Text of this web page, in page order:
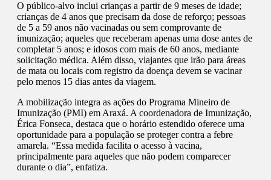
O público-alvo inclui crianças a partir de 9 meses de idade;
crianças de 4 anos que precisam da dose de reforço; pessoas
de 5 a 59 anos não vacinadas ou sem comprovante de
imunização; aqueles que receberam apenas uma dose antes de
completar 5 anos; e idosos com mais de 60 anos, mediante
solicitação médica. Além disso, viajantes que irão para áreas
de mata ou locais com registro da doença devem se vacinar
pelo menos 15 dias antes da viagem.
A mobilização integra as ações do Programa Mineiro de
Imunização (PMI) em Araxá. A coordenadora de Imunização,
Érica Fonseca, destaca que o horário estendido oferece uma
oportunidade para a população se proteger contra a febre
amarela. “Essa medida facilita o acesso à vacina,
principalmente para aqueles que não podem comparecer
durante o dia”, enfatiza.